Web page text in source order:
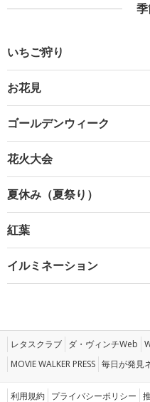
いちご狩り
お花見
ゴールデンウィーク
花火大会
夏休み（夏祭り）
紅葉
イルミネーション
レタスクラブ ダ・ヴィンチWeb
MOVIE WALKER PRESS 毎日が発見
利用規約 プライバシーポリシー